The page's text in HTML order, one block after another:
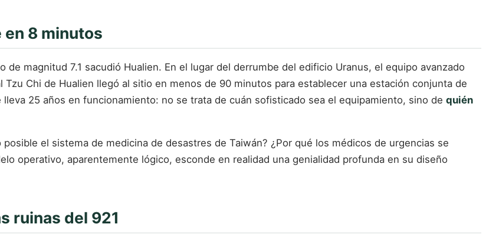
8 minutos
magnitud 7.1 sacudió Hualien. En el lugar del derrumbe del edificio Uranus, el equipo avanzado
Chi de Hualien llegó al sitio en menos de 90 minutos para establecer una estación conjunta de
25 años en funcionamiento: no se trata de cuán sofisticado sea el equipamiento, sino de quién
el sistema de medicina de desastres de Taiwán? ¿Por qué los médicos de urgencias se
operativo, aparentemente lógico, esconde en realidad una genialidad profunda en su diseño
ruinas del 921